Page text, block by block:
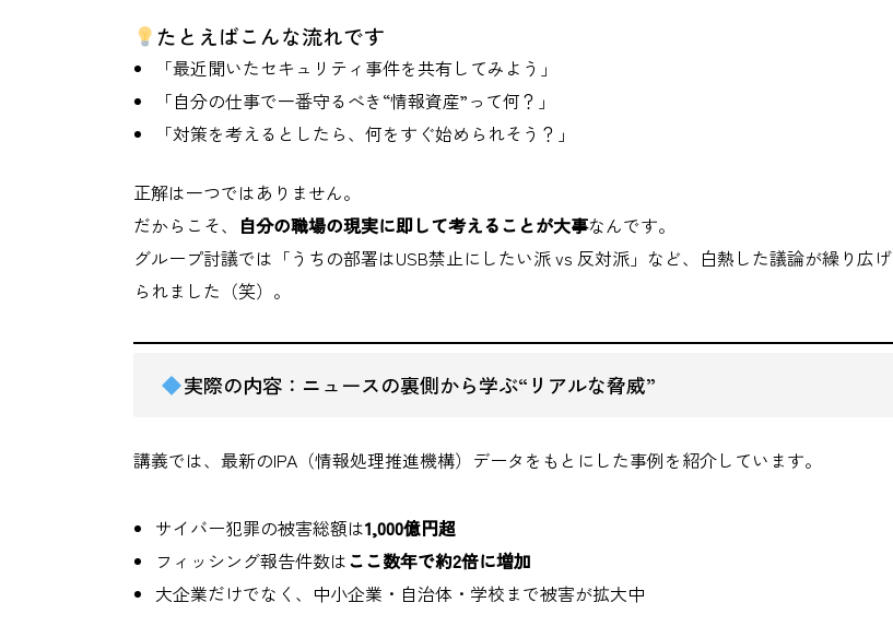
たとえばこんな流れです
「最近聞いたセキュリティ事件を共有してみよう」
「自分の仕事で一番守るべき“情報資産”って何？」
「対策を考えるとしたら、何をすぐ始められそう？」
正解は一つではありません。
だからこそ、 自分の職場の現実に即して考えることが大事なんです。
グループ討議では「うちの部署はUSB禁止にしたい派 vs 反対派」など、白熱した議論が繰り広げ
られました（笑）。
実際の内容：ニュースの裏側から学ぶ“リアルな脅威”
講義では、最新のIPA（情報処理推進機構）データをもとにした事例を紹介しています。
サイバー犯罪の被害総額は1,000億円超
フィッシング報告件数はここ数年で約2倍に増加
大企業だけでなく、中小企業・自治体・学校まで被害が拡大中